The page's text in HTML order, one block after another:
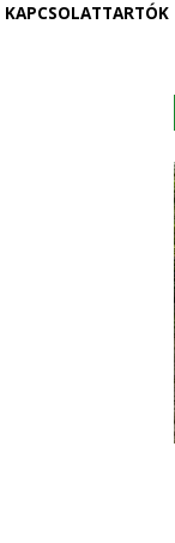
KAPCSOLATTARTÓK